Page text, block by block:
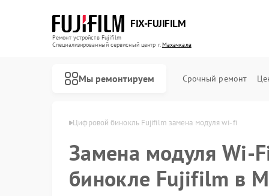
FIX-FUJIFILM
Ремонт устройств Fujifilm
Специализированный cервисный центр г.Махачкала
Мы ремонтируем Срочный ремонт
в Махачкале Цифровой бинокль Fujifilm замена модуля wi-fi
Замена модуля Wi-
бинокле Fujifilm в